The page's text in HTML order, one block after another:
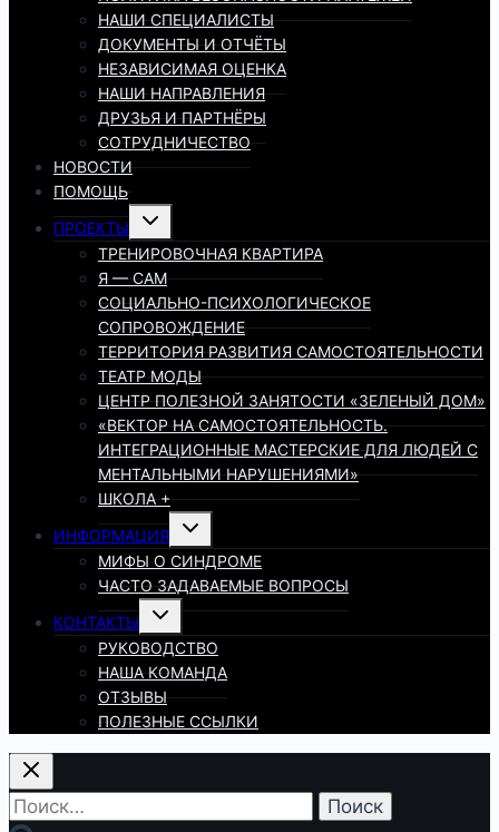
НАШИ СПЕЦИАЛИСТЫ
ДОКУМЕНТЫ И ОТЧЁТЫ
НЕЗАВИСИМАЯ ОЦЕНКА
НАШИ НАПРАВЛЕНИЯ
ДРУЗЬЯ И ПАРТНЁРЫ
СОТРУДНИЧЕСТВО
НОВОСТИ
ПОМОЩЬ
ПРОЕКТЫ
Переключить
меню
ТРЕНИРОВОЧНАЯ КВАРТИРА
Я — САМ
СОЦИАЛЬНО-ПСИХОЛОГИЧЕСКОЕ
СОПРОВОЖДЕНИЕ
ТЕРРИТОРИЯ РАЗВИТИЯ САМОСТОЯТЕЛЬНОСТИ
ТЕАТР МОДЫ
ЦЕНТР ПОЛЕЗНОЙ ЗАНЯТОСТИ «ЗЕЛЕНЫЙ ДОМ»
«ВЕКТОР НА САМОСТОЯТЕЛЬНОСТЬ.
ИНТЕГРАЦИОННЫЕ МАСТЕРСКИЕ ДЛЯ ЛЮДЕЙ С
МЕНТАЛЬНЫМИ НАРУШЕНИЯМИ»
ШКОЛА +
ИНФОРМАЦИЯ
Переключить
меню
МИФЫ О СИНДРОМЕ
ЧАСТО ЗАДАВАЕМЫЕ ВОПРОСЫ
КОНТАКТЫ
Переключить
меню
РУКОВОДСТВО
НАША КОМАНДА
ОТЗЫВЫ
ПОЛЕЗНЫЕ ССЫЛКИ
Найти: